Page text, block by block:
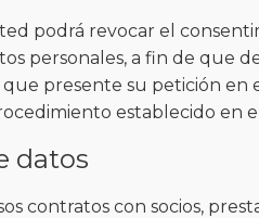
podrá revocar el
personales, a fin de que
que presente su petición en
establecido en
datos
contratos con socios,